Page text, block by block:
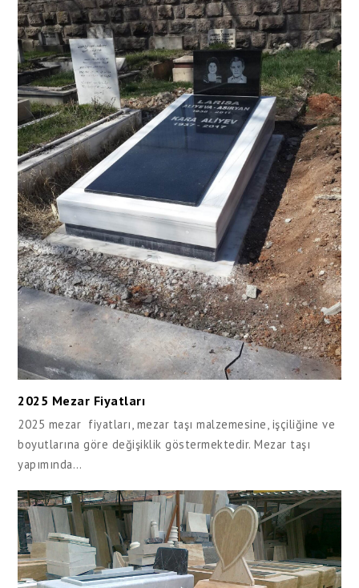
2025 Mezar Fiyatları
2025 mezar fiyatları, mezar taşı malzemesine, işçiliğine ve
boyutlarına göre değişiklik göstermektedir. Mezar taşı
yapımında…